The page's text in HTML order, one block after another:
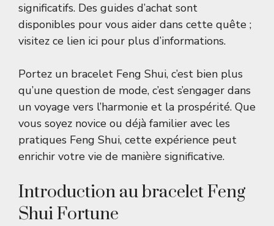
significatifs. Des guides d’achat sont
disponibles pour vous aider dans cette quête ;
visitez ce lien ici pour plus d’informations.
Portez un bracelet Feng Shui, c’est bien plus
qu’une question de mode, c’est s’engager dans
un voyage vers l’harmonie et la prospérité. Que
vous soyez novice ou déjà familier avec les
pratiques Feng Shui, cette expérience peut
enrichir votre vie de manière significative.
Introduction au bracelet Feng
Shui Fortune